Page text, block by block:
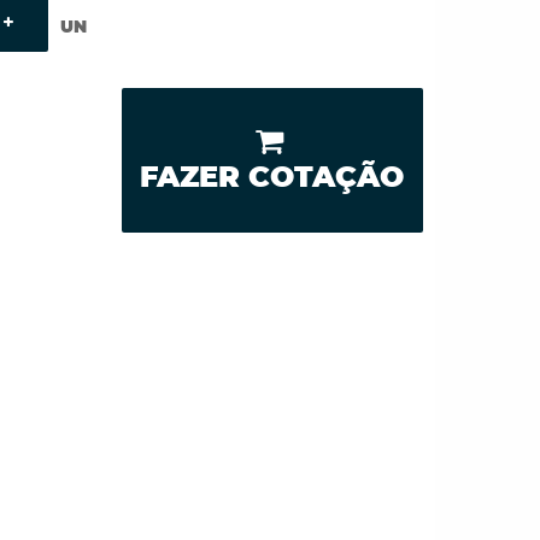
UN
FAZER COTAÇÃO